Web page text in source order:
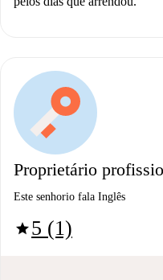
Proprietário
Este senhorio fala Inglês
star5 (1)